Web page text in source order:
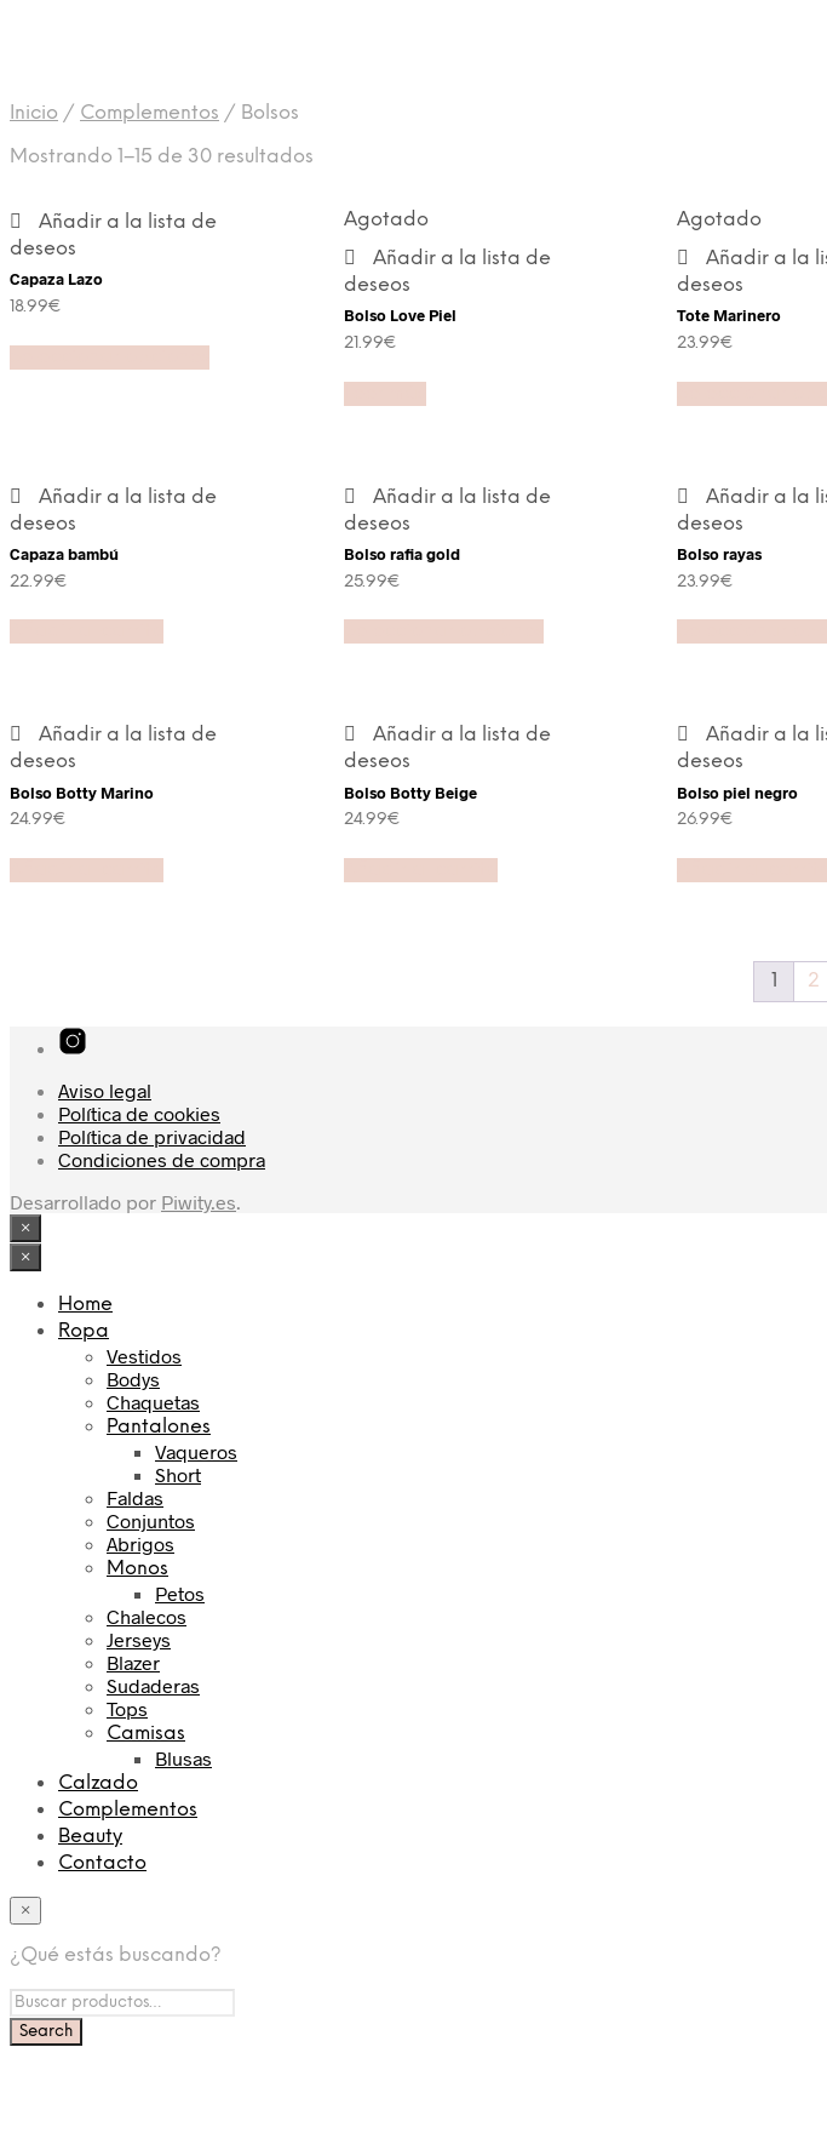
Inicio / Complementos / Bolsos
Mostrando 1–15 de 30 resultados
Añadir a la lista de
deseos
Capaza Lazo
18.99€
Agotado
Añadir a la lista de
deseos
Bolso Love Piel
21.99€
Agotado
Añadir a la
deseos
Tote Marinero
23.99€
Añadir a la lista de
deseos
Capaza bambú
22.99€
Añadir a la lista de
deseos
Bolso rafia gold
25.99€
Añadir a la
deseos
Bolso rayas
23.99€
Añadir a la lista de
deseos
Bolso Botty Marino
24.99€
Añadir a la lista de
deseos
Bolso Botty Beige
24.99€
Añadir a la
deseos
Bolso piel negro
26.99€
1 2
Aviso legal
Política de cookies
Política de privacidad
Condiciones de compra
Desarrollado por Piwity.es.
×
×
Home
Ropa
Vestidos
Bodys
Chaquetas
Pantalones
Vaqueros
Short
Faldas
Conjuntos
Abrigos
Monos
Petos
Chalecos
Jerseys
Blazer
Sudaderas
Tops
Camisas
Blusas
Calzado
Complementos
Beauty
Contacto
×
¿Qué estás buscando?